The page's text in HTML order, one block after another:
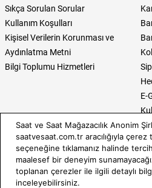
Sıkça Sorulan Sorular
Kullanım Koşulları
Kişisel Verilerin Korunması ve
Aydınlatma Metni
Bilgi Toplumu Hizmetleri
E-
Saat ve Saat
Hakkımızda
Neden Saat ve Saat
Mağazalar
Saat ve Saat Mağazacılık Anonim
saatvesaat.com.tr aracılığıyla çerez
seçeneğine tıklamanız halinde
maalesef bir deneyim
toplanan çerezler ile ilgili detaylı
inceleyebilirsiniz.